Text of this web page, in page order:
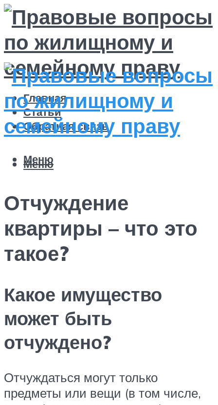
Главная
Статьи
Обратная связь
Меню
Меню
Отчуждение
квартиры – что это
такое?
Какое имущество
может быть
отчуждено?
Отчуждаться могут только
предметы или вещи (в том числе,